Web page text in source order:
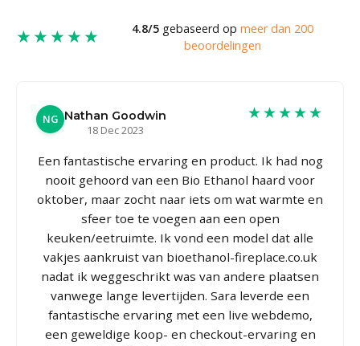
★★★★★ 4.8/5gebaseerd op meer dan 200
beoordelingen
NG Nathan Goodwin
18 Dec 2023
★★★★★
Een fantastische ervaring en product. Ik had nog
nooit gehoord van een Bio Ethanol haard voor
oktober, maar zocht naar iets om wat warmte en
sfeer toe te voegen aan een open
keuken/eetruimte. Ik vond een model dat alle
vakjes aankruist van bioethanol-fireplace.co.uk
nadat ik weggeschrikt was van andere plaatsen
vanwege lange levertijden. Sara leverde een
fantastische ervaring met een live webdemo,
een geweldige koop- en checkout-ervaring en